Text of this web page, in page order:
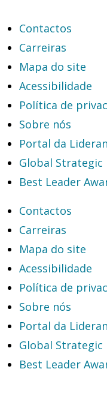
Contactos
Carreiras
Mapa do site
Acessibilidade
Política de
Sobre nós
Portal da
Global Strategic
Best Leader
Contactos
Carreiras
Mapa do site
Acessibilidade
Política de
Sobre nós
Portal da
Global Strategic
Best Leader